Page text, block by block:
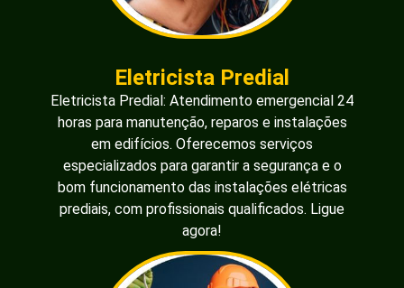
Eletricista Predial
Eletricista Predial: Atendimento emergencial 24
horas para manutenção, reparos e instalações
em edifícios. Oferecemos serviços
especializados para garantir a segurança e o
bom funcionamento das instalações elétricas
prediais, com profissionais qualificados. Ligue
agora!